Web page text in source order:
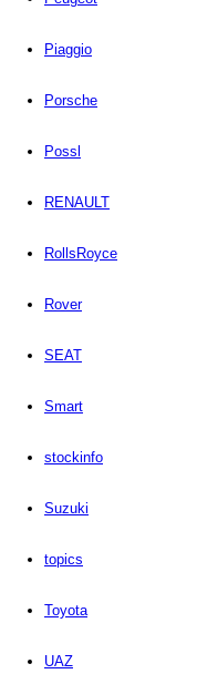
Piaggio
Porsche
Possl
RENAULT
RollsRoyce
Rover
SEAT
Smart
stockinfo
Suzuki
topics
Toyota
UAZ